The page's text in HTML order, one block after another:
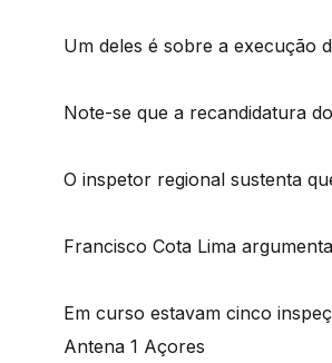
Um deles é sobre a execução
Note-se que a recandidatura
O inspetor regional sustenta
Francisco Cota Lima
Em curso estavam cinco
Antena 1 Açores